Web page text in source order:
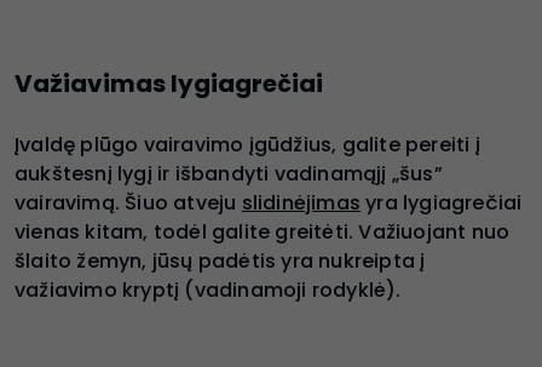
Važiavimas lygiagrečiai
Įvaldę plūgo vairavimo įgūdžius, galite pereiti į
aukštesnį lygį ir išbandyti vadinamąjį „šus”
vairavimą. Šiuo atveju slidinėjimas yra lygiagrečiai
vienas kitam, todėl galite greitėti. Važiuojant nuo
šlaito žemyn, jūsų padėtis yra nukreipta į
važiavimo kryptį (vadinamoji rodyklė).